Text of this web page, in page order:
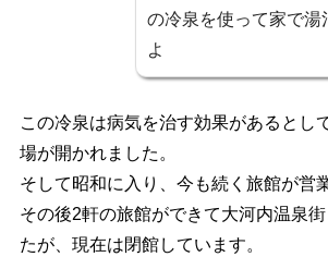
の冷泉を使って家で湯
よ
この冷泉は病気を治す効果があるとし
場が開かれました。
そして昭和に入り、今も続く旅館が営
その後2軒の旅館ができて大河内温泉
たが、現在は閉館しています。